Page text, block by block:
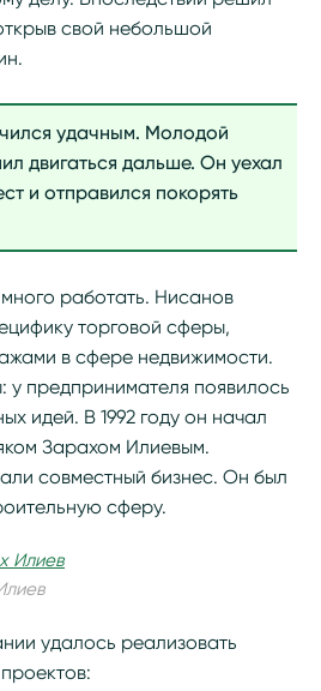
свой небольшой
удачным. Молодой
двигаться дальше. Он уехал
и отправился покорять
работать. Нисанов
торговой сферы,
в сфере недвижимости.
предпринимателя появилось
идей. В 1992 году он начал
Зарахом Илиевым.
совместный бизнес. Он был
сферу.
удалось реализовать